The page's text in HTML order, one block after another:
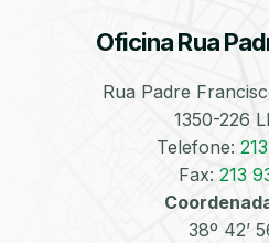
Oficina Rua
Rua Padre
1350-226
Telefone:
Fax: 213
38º 42’
Bate-Chapas